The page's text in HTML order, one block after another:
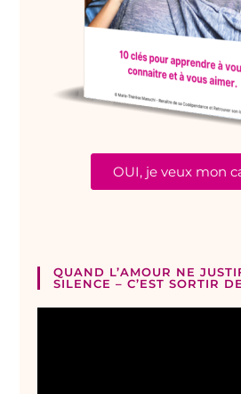
OUI, je veux mon
QUAND L’AMOUR NE
SILENCE – C’EST SORTIR